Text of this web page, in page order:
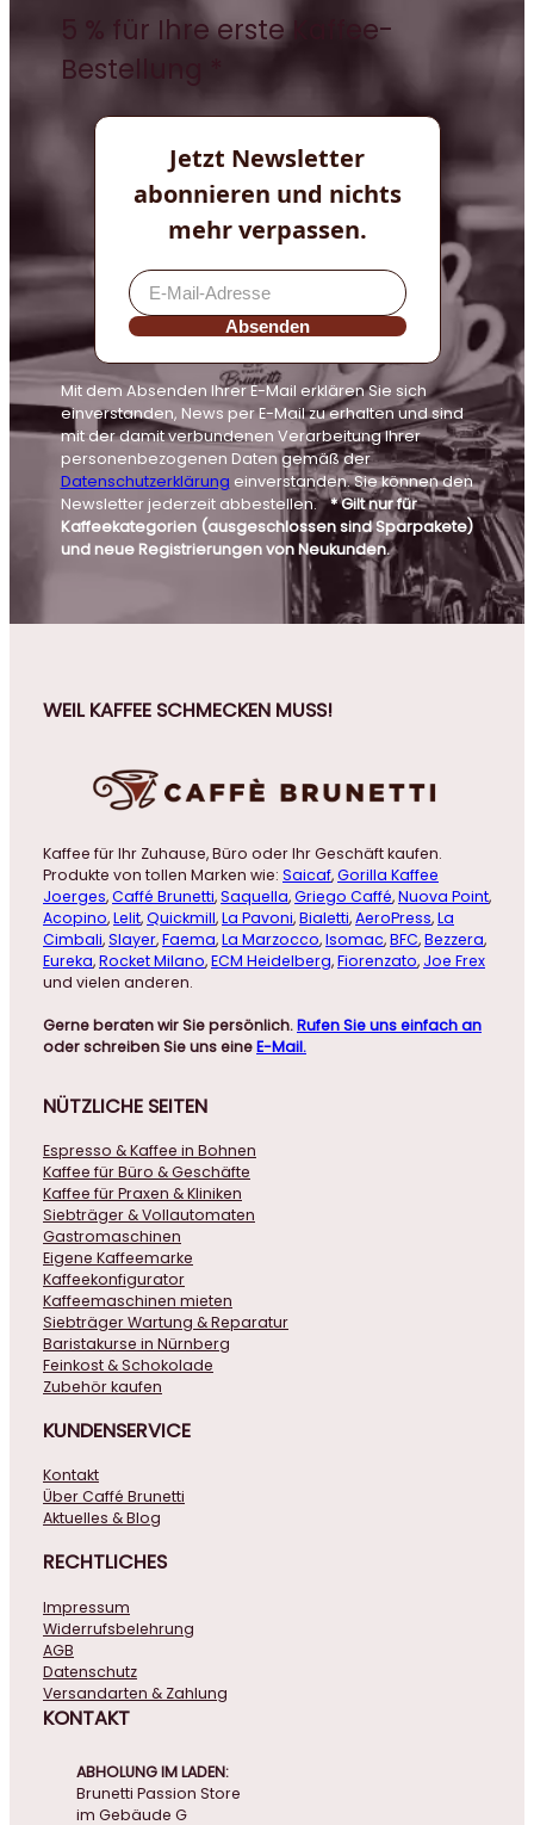
5 % für Ihre erste Kaffee-
Bestellung *
Jetzt Newsletter
abonnieren und nichts
mehr verpassen.
Absenden
Mit dem Absenden Ihrer E-Mail erklären Sie sich
einverstanden, News per E-Mail zu erhalten und sind
mit der damit verbundenen Verarbeitung Ihrer
personenbezogenen Daten gemäß der
Datenschutzerklärung einverstanden. Sie können den
Newsletter jederzeit abbestellen.* Gilt nur für
Kaffeekategorien (ausgeschlossen sind Sparpakete)
und neue Registrierungen von Neukunden.
WEIL KAFFEE SCHMECKEN MUSS!
Kaffee für Ihr Zuhause, Büro oder Ihr Geschäft kaufen.
Produkte von tollen Marken wie: Saicaf,Gorilla Kaffee
Joerges,Caffé Brunetti,Saquella,Griego Caffé,Nuova Point,
Acopino,Lelit,Quickmill,La Pavoni,Bialetti,AeroPress,La
Cimbali,Slayer,Faema,La Marzocco,Isomac,BFC,Bezzera,
Eureka,Rocket Milano,ECM Heidelberg,Fiorenzato, Joe Frex
und vielen anderen.
Gerne beraten wir Sie persönlich.Rufen Sie uns einfach an
oder schreiben Sie uns eineE-Mail.
NÜTZLICHE SEITEN
Espresso & Kaffee in Bohnen
Kaffee für Büro & Geschäfte
Kaffee für Praxen & Kliniken
Siebträger & Vollautomaten
Gastromaschinen
Eigene Kaffeemarke
Kaffeekonfigurator
Kaffeemaschinen mieten
Siebträger Wartung & Reparatur
Baristakurse in Nürnberg
Feinkost & Schokolade
Zubehör kaufen
KUNDENSERVICE
Kontakt
Über Caffé Brunetti
Aktuelles & Blog
RECHTLICHES
Impressum
Widerrufsbelehrung
AGB
Datenschutz
Versandarten & Zahlung
KONTAKT
ABHOLUNG IM LADEN:
Brunetti Passion Store
im Gebäude G